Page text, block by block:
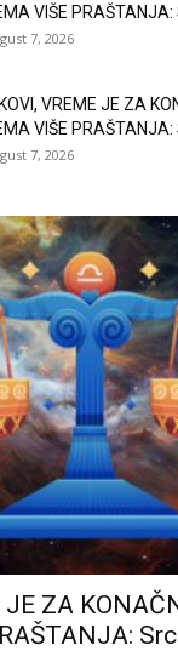
VIŠE PRAŠTANJA:
7, 2026
VREME JE ZA
VIŠE PRAŠTANJA:
7, 2026
JE ZA